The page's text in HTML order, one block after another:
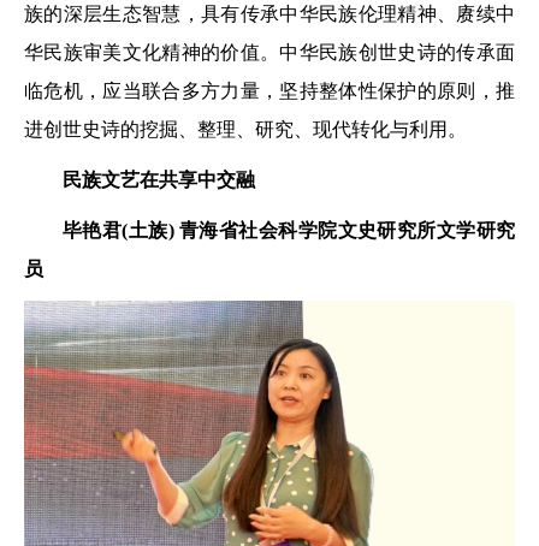
族的深层生态智慧，具有传承中华民族伦理精神、赓续中
华民族审美文化精神的价值。中华民族创世史诗的传承面
临危机，应当联合多方力量，坚持整体性保护的原则，推
进创世史诗的挖掘、整理、研究、现代转化与利用。
民族文艺在共享中交融
毕艳君(土族)青海省社会科学院文史研究所文学研究
员